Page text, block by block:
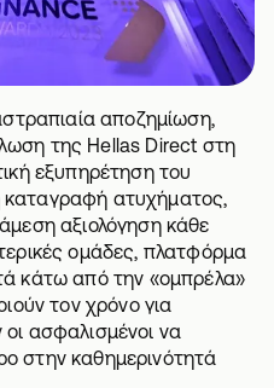
αποζημίωση,
της Hellas Direct στη
εξυπηρέτηση του
καταγραφή ατυχήματος,
αξιολόγηση κάθε
ομάδες, πλατφόρμα
κάτω από την «ομπρέλα»
τον χρόνο για
ασφαλισμένοι να
στην καθημερινότητά